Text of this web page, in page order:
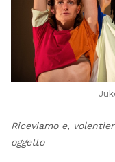
Riceviamo e,
oggetto